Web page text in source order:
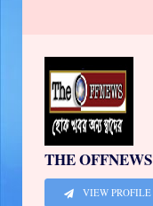
THE OFFNEWS
VIEW PROFILE